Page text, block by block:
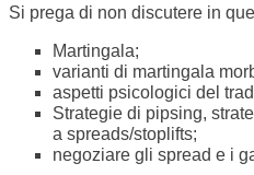
Si prega di non discutere in
Martingala;
varianti di martingala
aspetti psicologici del
Strategie di pipsing,
a spreads/stoplifts;
negoziare gli spread e i